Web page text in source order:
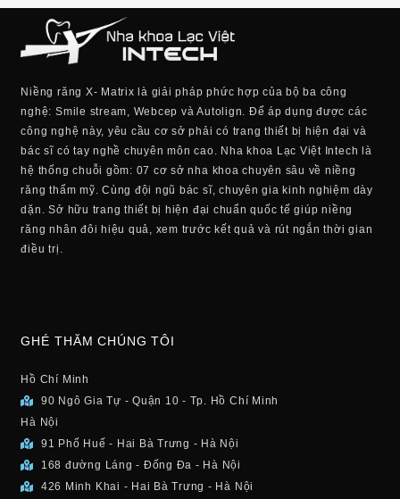
Niềng răng X- Matrix là giải pháp phức hợp của bộ ba công
nghệ: Smile stream, Webcep và Autolign. Để áp dụng được các
công nghệ này, yêu cầu cơ sở phải có trang thiết bị hiện đại và
bác sĩ có tay nghề chuyên môn cao. Nha khoa Lạc Việt Intech là
hệ thống chuỗi gồm: 07 cơ sở nha khoa chuyên sâu về niềng
răng thẩm mỹ. Cùng đội ngũ bác sĩ, chuyên gia kinh nghiệm dày
dặn. Sở hữu trang thiết bị hiện đại chuẩn quốc tế giúp niềng
răng nhân đôi hiệu quả, xem trước kết quả và rút ngắn thời gian
điều trị.
GHÉ THĂM CHÚNG TÔI
Hồ Chí Minh
90 Ngô Gia Tự - Quận 10 - Tp. Hồ Chí Minh
Hà Nội
91 Phố Huế - Hai Bà Trưng - Hà Nội
168 đường Láng - Đống Đa - Hà Nội
426 Minh Khai - Hai Bà Trưng - Hà Nội